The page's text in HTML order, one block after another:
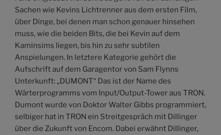
Sachen wie Kevins Lichtrenner aus dem ersten Film,
über Dinge, bei denen man schon genauer hinsehen
muss, wie die beiden Bits, die bei Kevin auf dem
Kaminsims liegen, bis hin zu sehr subtilen
Anspielungen. In letztere Kategorie gehört die
Aufschrift auf dem Garagentor von Sam Flynns
Unterkunft: „DUMONT“ Das ist der Name des
Wärterprogramms vom Input/Output-Tower aus TRON.
Dumont wurde von Doktor Walter Gibbs programmiert,
selbiger hat in TRON ein Streitgespräch mit Dillinger
über die Zukunft von Encom. Dabei erwähnt Dillinger,